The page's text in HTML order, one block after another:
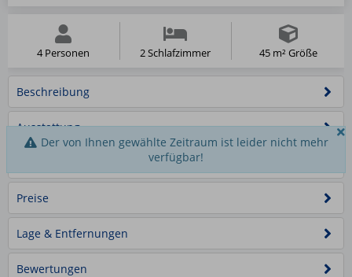
4 Personen 2 Schlafzimmer 45 m² Größe
Beschreibung
Ausstattung
Preise
Lage & Entfernungen
Bewertungen
Der von Ihnen gewählte Zeitraum ist leider nicht mehr
verfügbar!
1/13
Wohn-
und
Essbereich
Küche
2/13
Wohn-
und
Küche
3/13
Wohn-
und
mit
Wohn-
und
mit
Küche
und
1
10/13
2
11/13
Dusche
12/13